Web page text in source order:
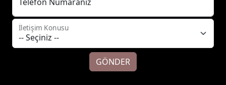
İletişim Konusu
GÖNDER